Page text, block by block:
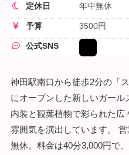
定休日 年中無休
予算 3500円
公式SNS
神田駅南口から徒歩2分の「
にオープンした新しいガー
内装と観葉植物で彩られた
雰囲気を演出しています。
無休。料金は40分3,000円で